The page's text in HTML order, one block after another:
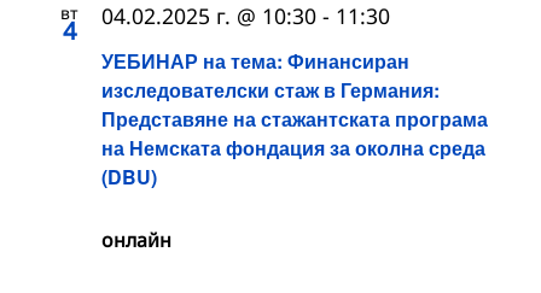
вт
4
УЕБИНАР на тема: Финансиран
изследователски стаж в Германия:
Представяне на стажантската програма
на Немската фондация за околна среда
(DBU)
04.02.2025 г. @ 10:30 - 11:30
онлайн